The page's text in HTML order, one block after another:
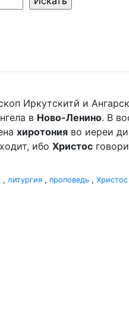
Иркутскитй и
в Ново-Ленино. В
хиротония во иереи
ибо Христос
, литургия , проповедь , Христос